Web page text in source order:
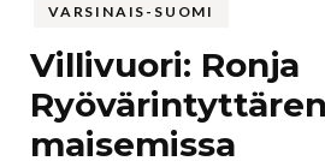
VARSINAIS-SUOMI
Villivuori: Ronja
Ryövärintyttären
maisemissa